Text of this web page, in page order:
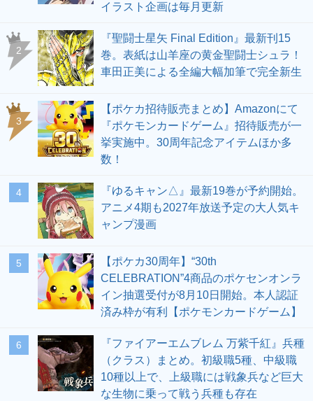
イラスト企画は毎月更新
2
『聖闘士星矢 Final Edition』最新刊15
巻。表紙は山羊座の黄金聖闘士シュラ！
車田正美による全編大幅加筆で完全新生
3
【ポケカ招待販売まとめ】Amazonにて
『ポケモンカードゲーム』招待販売が一
挙実施中。30周年記念アイテムほか多
数！
4
『ゆるキャン△』最新19巻が予約開始。
アニメ4期も2027年放送予定の大人気キ
ャンプ漫画
5
【ポケカ30周年】“30th
CELEBRATION”4商品のポケセンオンラ
イン抽選受付が8月10日開始。本人認証
済み枠が有利【ポケモンカードゲーム】
6
『ファイアーエムブレム 万紫千紅』兵種
（クラス）まとめ。初級職5種、中級職
10種以上で、上級職には戦象兵など巨大
な生物に乗って戦う兵種も存在